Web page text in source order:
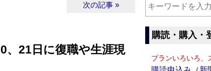
次の記事 »
、21日に復職や生涯現
購読・購入・
プランいろいろ、